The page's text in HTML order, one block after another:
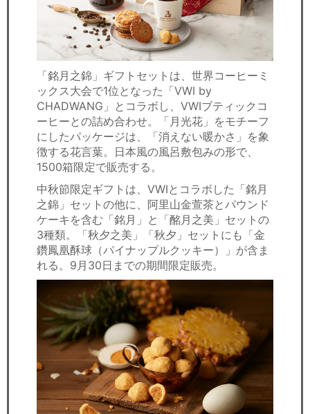
「銘月之錦」ギフトセットは、世界コーヒーミ
ックス大会で1位となった「VWI by
CHADWANG」とコラボし、VWIブティックコ
ーヒーとの詰め合わせ。「月光花」をモチーフ
にしたパッケージは、「消えない暖かさ」を象
徴する花言葉。日本風の風呂敷包みの形で、
1500箱限定で販売する。
中秋節限定ギフトは、VWIとコラボした「銘月
之錦」セットの他に、阿里山金萱茶とパウンド
ケーキを含む「銘月」と「酩月之美」セットの
3種類。「秋夕之美」「秋夕」セットにも「金
鑽鳳凰酥球（パイナップルクッキー）」が含ま
れる。9月30日までの期間限定販売。